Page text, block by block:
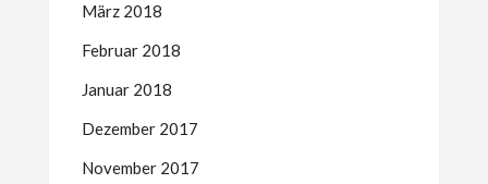
März 2018
Februar 2018
Januar 2018
Dezember 2017
November 2017